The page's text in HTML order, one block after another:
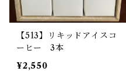
【513】リキッドアイスコ
ーヒー 3本
¥2,550